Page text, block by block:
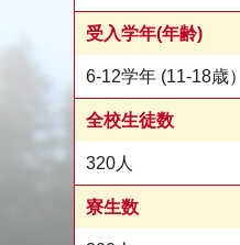
受入学年(年齢)
6-12学年 (11-18歳）
全校生徒数
320人
寮生数